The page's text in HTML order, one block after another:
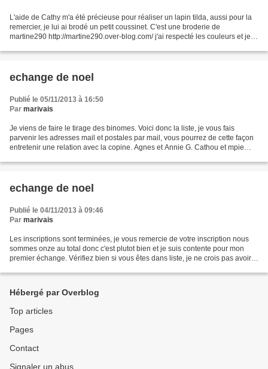
L'aide de Cathy m'a été précieuse pour réaliser un lapin tilda, aussi pour la
remercier, je lui ai brodé un petit coussinet. C'est une broderie de
martine290 http://martine290.over-blog.com/ j'ai respecté les couleurs et je
echange de noel
Publié le 05/11/2013 à 16:50
Par marivais
Je viens de faire le tirage des binomes. Voici donc la liste, je vous fais
parvenir les adresses mail et postales par mail, vous pourrez de cette façon
entretenir une relation avec la copine. Agnes et Annie G. Cathou et mpie
echange de noel
Publié le 04/11/2013 à 09:46
Par marivais
Les inscriptions sont terminées, je vous remercie de votre inscription nous
sommes onze au total donc c'est plutot bien et je suis contente pour mon
premier échange. Vérifiez bien si vous êtes dans liste, je ne crois pas avoir
Hébergé par Overblog
Top articles
Pages
Contact
Signaler un abus